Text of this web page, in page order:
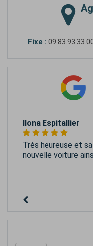
Fixe : 09.83.93.33.00
Ilona Espitallier
Très heureuse et
nouvelle voiture